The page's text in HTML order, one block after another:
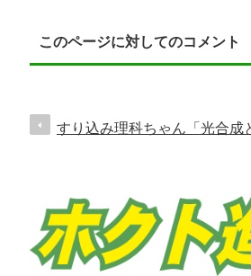
このページに対してのコメント
すり込み理科ちゃん「光合成